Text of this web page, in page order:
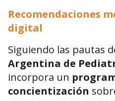
Recomendaciones
digital
Siguiendo las pautas
Argentina de
incorpora un
concientización